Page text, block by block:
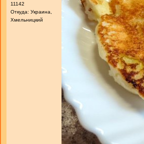
11142
Откуда: Украина,
Хмельницкий